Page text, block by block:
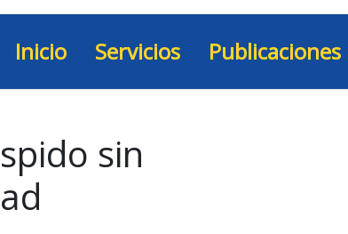
Inicio Servicios Publicaciones
sin